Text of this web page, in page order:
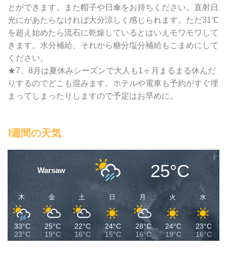
とができます。また帽子や日傘をお持ちください。直射日
光にがあたらなければ大分涼しく感じられます。ただ31℃
を超え始めたら流石に乾燥しているとはいえモワモワして
きます。水分補給、それから糖分塩分補給もこまめにして
ください。
★7、8月は夏休みシーズンで大人も1ヶ月まるまる休んだ
りするのでどこも混みます。ホテルや電車も予約がすぐ埋
まってしまったりしますので予定はお早めに。
1週間の天気
Warsaw 25°C
木
33°C
23°C
金
25°C
19°C
土
22°C
16°C
日
24°C
15°C
月
28°C
16°C
火
24°C
19°C
水
23°C
16°C